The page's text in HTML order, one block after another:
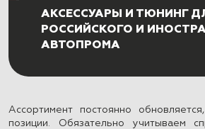
АКСЕССУАРЫ И ТЮНИНГ
РОССИЙСКОГО И
АВТОПРОМА
Ассортимент постоянно
позиции. Обязательно учитываем